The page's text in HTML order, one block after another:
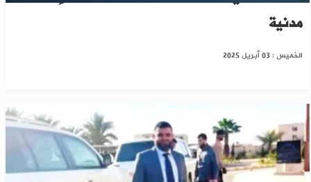
مدنية
الخميس : 03 أبريل 2025